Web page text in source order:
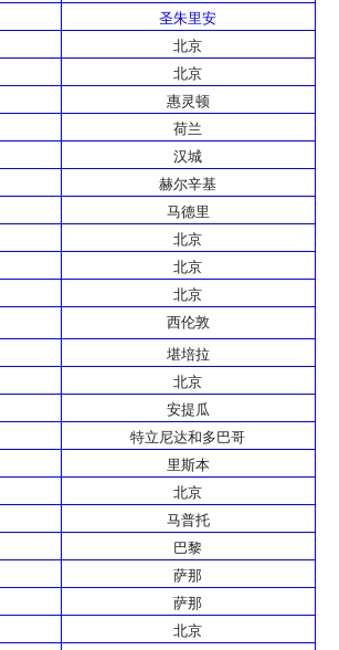
圣朱里安
北京
北京
惠灵顿
荷兰
汉城
赫尔辛基
马德里
北京
北京
北京
西伦敦
堪培拉
北京
安提瓜
特立尼达和多巴哥
里斯本
北京
马普托
巴黎
萨那
萨那
北京